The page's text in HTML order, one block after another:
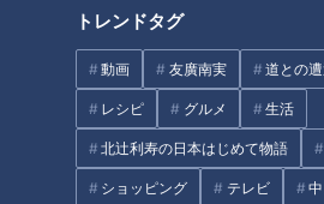
トレンドタグ
動画 友廣南実 道との
レシピ グルメ 生活
北辻利寿の日本はじめて物語
ショッピング テレビ
業が向き合うべき「ヘルスリテ
体と心を大切に。働く女性が語
【太